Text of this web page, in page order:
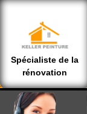
Spécialiste de la
rénovation